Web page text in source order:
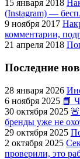
15 января 2018
(Instagram) —
9 ноября 2017
комментарии,
21 апреля 2018
Последние
28 января 2026
6 ноября 2025 📘
30 октября 2025
бренды уже не
29 октября 2025
2 октября 2025
проверили, это